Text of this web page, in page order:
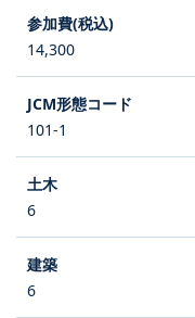
14,300
101-1
6
6